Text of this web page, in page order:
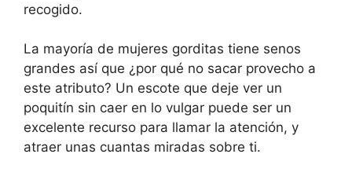
recogido.
La mayoría de mujeres gorditas tiene senos
grandes así que ¿por qué no sacar provecho a
este atributo? Un escote que deje ver un
poquitín sin caer en lo vulgar puede ser un
excelente recurso para llamar la atención, y
atraer unas cuantas miradas sobre ti.